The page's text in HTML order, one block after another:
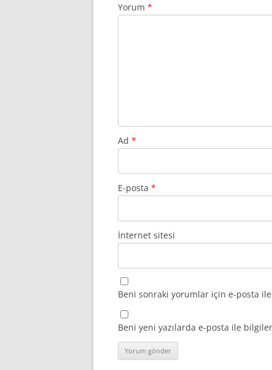
Yorum *
Ad *
E-posta *
İnternet sitesi
Beni sonraki yorumlar için e-posta
Beni yeni yazılarda e-posta ile